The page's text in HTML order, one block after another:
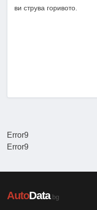
Error9
ви струва горивото.
Error9
AutoData.bg